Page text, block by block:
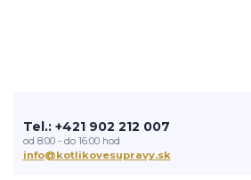
Tel.: +421 902 212 007
od 8:00 - do 16:00 hod
info@kotlikovesupravy.sk